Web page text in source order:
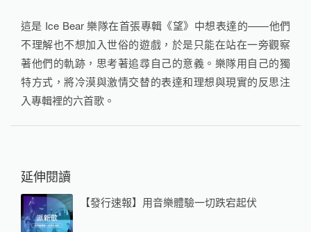
這是 Ice Bear 樂隊在首張專輯《望》中想表達的——他們
不理解也不想加入世俗的遊戲，於是只能在站在一旁觀察
著他們的軌跡，思考著追尋自己的意義。樂隊用自己的獨
特方式，將冷漠與激情交替的表達和理想與現實的反思注
入專輯裡的六首歌。
延伸閱讀
【發行速報】用音樂體驗一切跌宕起伏